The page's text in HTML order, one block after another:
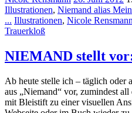
Illustrationen, Niemand alias
... Illustrationen, Nicole
Trauerkloß
NIEMAND stellt
Ab heute stelle ich – täglich oder
aus „Niemand“ vor, zumindest
mit Bleistift zu einer visuellen